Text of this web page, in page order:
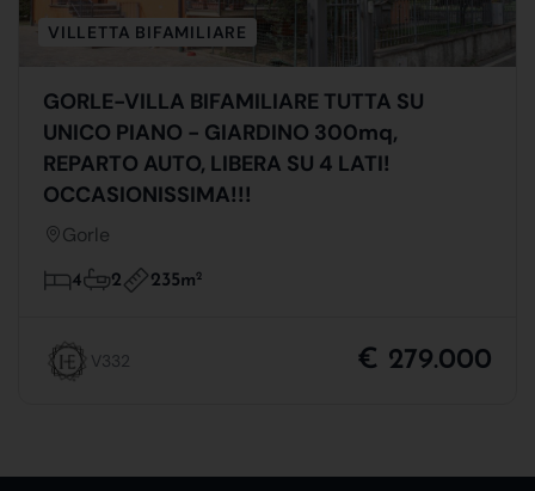
VILLETTA BIFAMILIARE
GORLE-VILLA BIFAMILIARE TUTTA SU
UNICO PIANO - GIARDINO 300mq,
REPARTO AUTO, LIBERA SU 4 LATI!
OCCASIONISSIMA!!!
Gorle
4 2 235m2
V332 € 279.000